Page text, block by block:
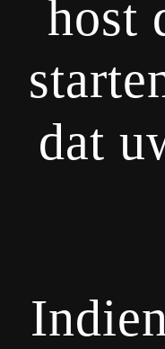
host
dat